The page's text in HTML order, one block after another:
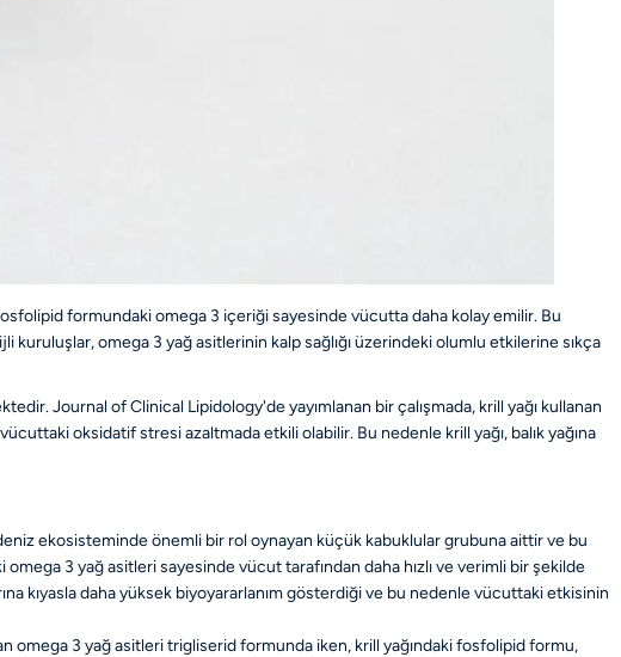
formundaki omega 3 içeriği sayesinde vücutta daha kolay emilir. Bu
kuruluşlar, omega 3 yağ asitlerinin kalp sağlığı üzerindeki olumlu etkilerine sıkça
Journal of Clinical Lipidology'de yayımlanan bir çalışmada, krill yağı kullanan
oksidatif stresi azaltmada etkili olabilir. Bu nedenle krill yağı, balık yağına
deniz ekosisteminde önemli bir rol oynayan küçük kabuklular grubuna aittir ve bu
3 yağ asitleri sayesinde vücut tarafından daha hızlı ve verimli bir şekilde
kıyasla daha yüksek biyoyararlanım gösterdiği ve bu nedenle vücuttaki etkisinin
omega 3 yağ asitleri trigliserid formunda iken, krill yağındaki fosfolipid formu,